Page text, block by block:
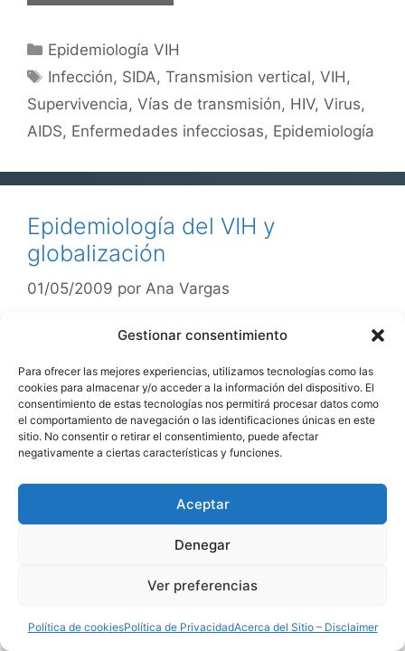
Gestionar consentimiento
Para ofrecer las mejores experiencias, utilizamos tecnologías como las
cookies para almacenar y/o acceder a la información del dispositivo. El
consentimiento de estas tecnologías nos permitirá procesar datos como
el comportamiento de navegación o las identificaciones únicas en este
sitio. No consentir o retirar el consentimiento, puede afectar
negativamente a ciertas características y funciones.
Aceptar
Denegar
Ver preferencias
Política de cookiesPolítica de PrivacidadAcerca del Sitio – Disclaimer
Categorías
Epidemiología VIH
Etiquetas
Infección, SIDA,Transmision vertical,VIH,
Supervivencia, Vías de transmisión, HIV, Virus,
AIDS, Enfermedades infecciosas, Epidemiología
Epidemiología del VIH y
globalización
01/05/2009 por Ana Vargas
Aparición y reconocimiento del VIH. La
pandemia del VIH-1 es una mezcla compleja de
diversas epidemias dentro y entre países y
regiones del mundo, y es, sin duda, la
definición de la crisis de salud pública de
nuestro tiempo. Las investigaciones han
Epidemiología VIH